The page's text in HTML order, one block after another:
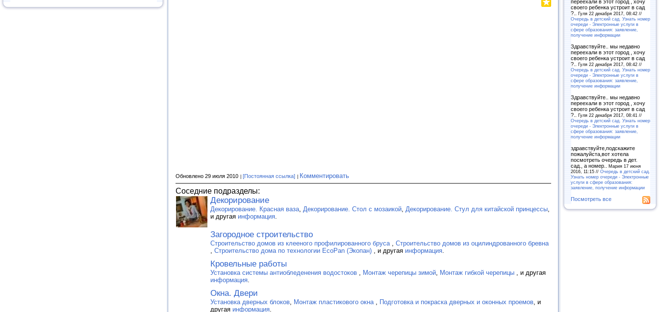
Обновлено 29 июля 2010 [Постоянная ссылка] Комментировать
Соседние подразделы:
Декорирование
Декорирование. Красная ваза, Декорирование. Стол с мозаикой, Декорирование. Стул для китайской принцессы,
и другая информация.
Загородное строительство
Строительство домов из клееного профилированного бруса , Строительство домов из оцилиндрованного бревна
, Строительство дома по технологии EcoPan (Экопан) , и другая информация.
Кровельные работы
Установка системы антиобледенения водостоков , Монтаж черепицы зимой, Монтаж гибкой черепицы , и другая
информация.
Окна. Двери
Установка дверных блоков, Монтаж пластикового окна , Подготовка и покраска дверных и оконных проемов, и
другая информация.
переехали в этот город , хочу
своего ребенка устроит в сад
?.. Гуля 22 декабря 2017, 08:42 //
Очередь в детский сад. Узнать номер
очереди - Электронные услуги в
сфере образования: заявление,
получение информации
Здравствуйте.. мы недавно
переехали в этот город , хочу
своего ребенка устроит в сад
?.. Гуля 22 декабря 2017, 08:42 //
Очередь в детский сад. Узнать номер
очереди - Электронные услуги в
сфере образования: заявление,
получение информации
Здравствуйте.. мы недавно
переехали в этот город , хочу
своего ребенка устроит в сад
?.. Гуля 22 декабря 2017, 08:41 //
Очередь в детский сад. Узнать номер
очереди - Электронные услуги в
сфере образования: заявление,
получение информации
здравствуйте,подскажите
пожалуйста,вот хотела
посмотреть очередь в дет.
сад., а номер.. Мария 17 июня
2016, 11:15 // Очередь в детский сад.
Узнать номер очереди - Электронные
услуги в сфере образования:
заявление, получение информации
Посмотреть все